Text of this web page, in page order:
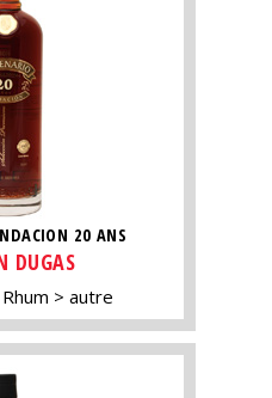
20 ANS
DUGAS
Rhum autre